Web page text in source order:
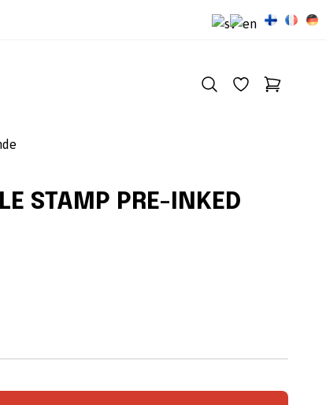
STAMP PRE-INKED